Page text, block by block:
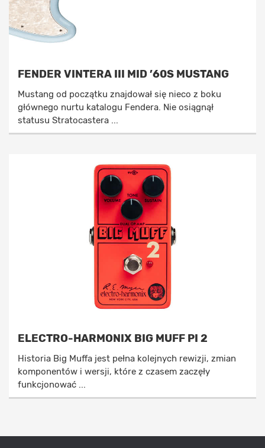
FENDER VINTERA III MID ’60S MUSTANG
Mustang od początku znajdował się nieco z boku
głównego nurtu katalogu Fendera. Nie osiągnął
statusu Stratocastera ...
ELECTRO-HARMONIX BIG MUFF PI 2
Historia Big Muffa jest pełna kolejnych rewizji, zmian
komponentów i wersji, które z czasem zaczęły
funkcjonować ...